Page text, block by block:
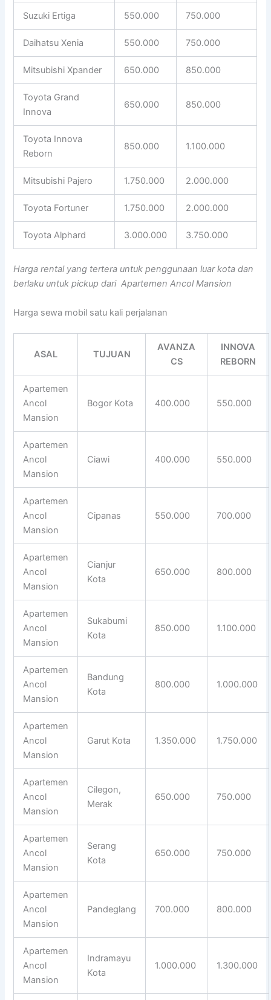
Suzuki Ertiga 550.000 750.000
Daihatsu Xenia 550.000 750.000
Mitsubishi Xpander 650.000 850.000
Toyota Grand
Innova
650.000 850.000
Toyota Innova
Reborn
850.000 1.100.000
Mitsubishi Pajero 1.750.000 2.000.000
Toyota Fortuner 1.750.000 2.000.000
Toyota Alphard 3.000.000 3.750.000
Harga rental yang tertera untuk penggunaan luar kota dan
berlaku untuk pickup dari Apartemen Ancol Mansion
Harga sewa mobil satu kali perjalanan
ASAL TUJUAN
AVANZA
CS
INNOVA
REBORN
Apartemen
Ancol
Mansion
Bogor Kota 400.000 550.000
Apartemen
Ancol
Mansion
Ciawi 400.000 550.000
Apartemen
Ancol
Mansion
Cipanas 550.000 700.000
Apartemen
Ancol
Mansion
Cianjur
Kota
650.000 800.000
Apartemen
Ancol
Mansion
Sukabumi
Kota
850.000 1.100.000
Apartemen
Ancol
Mansion
Bandung
Kota
800.000 1.000.000
Apartemen
Ancol
Mansion
Garut Kota 1.350.000 1.750.000
Apartemen
Ancol
Mansion
Cilegon,
Merak
650.000 750.000
Apartemen
Ancol
Mansion
Serang
Kota
650.000 750.000
Apartemen
Ancol
Mansion
Pandeglang 700.000 800.000
Apartemen
Ancol
Mansion
Indramayu
Kota
1.000.000 1.300.000